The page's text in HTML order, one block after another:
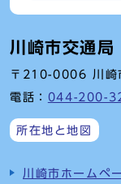
川崎市交通局
〒210-0006 川崎
電話： 044-200-
所在地と地図
川崎市ホームペ